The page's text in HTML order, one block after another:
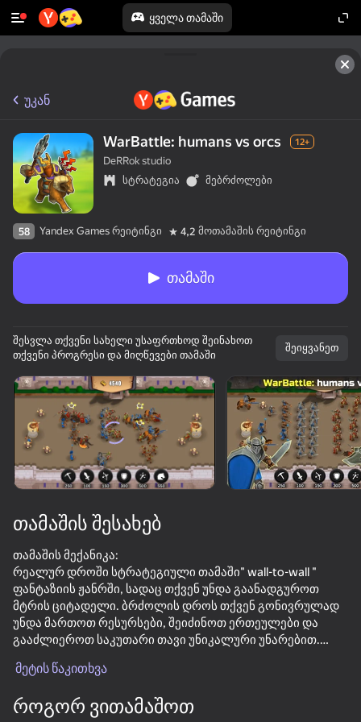
ყველა თამაში
ჩართეთ მოწყობილობა
თამაში მუშაობს მხოლოდ ჰორიზონტალური
ორიენტაცია
Experiment Room: Sandbox
Battalion Commander 2
უკან
WarBattle: humans vs orcs 12+
DeRRok studio
სტრატეგია
მებრძოლები
58 Yandex Games რეიტინგი 4,2 მოთამაშის რეიტინგი
თამაში
შესვლა თქვენი სახელი უსაფრთხოდ შეინახოთ
თქვენი პროგრესი და მიღწევები თამაში
შეიყვანეთ
თამაშის შესახებ
თამაშის მექანიკა:
რეალურ დროში სტრატეგიული თამაში" wall-to-wall "
ფანტაზიის ჟანრში, სადაც თქვენ უნდა გაანადგუროთ
მტრის ციტადელი. ბრძოლის დროს თქვენ გონივრულად
უნდა მართოთ რესურსები, შეიძინოთ ერთეულები და
გააძლიეროთ საკუთარი თავი უნიკალური უნარებით.
თამაშის რეჟიმები:
მოწინააღმდეგეს თანაბარი პირობები გაქვთ. რაც უფრო
მეტის წაკითხვა
როგორ ვითამაშოთ